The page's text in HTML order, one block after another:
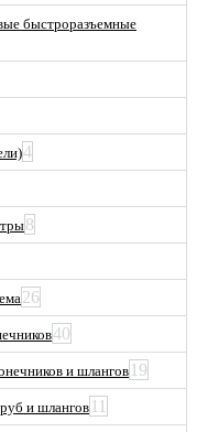
быстроразъемные
4
8
26
40
и шлангов 19
и шлангов 11